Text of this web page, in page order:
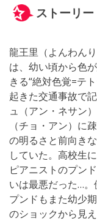
ストーリー
龍王里（よんわん
は、幼い頃から色
きる“絶対色覚=テ
起きた交通事故で
ュ（アン・ネサン
（チョ・アン）に
の明るさと前向き
していた。高校生
ピアニストのプン
いは最悪だった…。
プンドもまた幼少
のショックから見